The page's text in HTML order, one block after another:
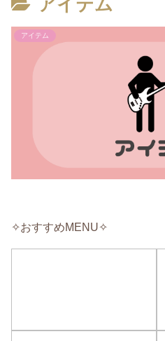
アイテム
アイテム
✧おすすめMENU✧